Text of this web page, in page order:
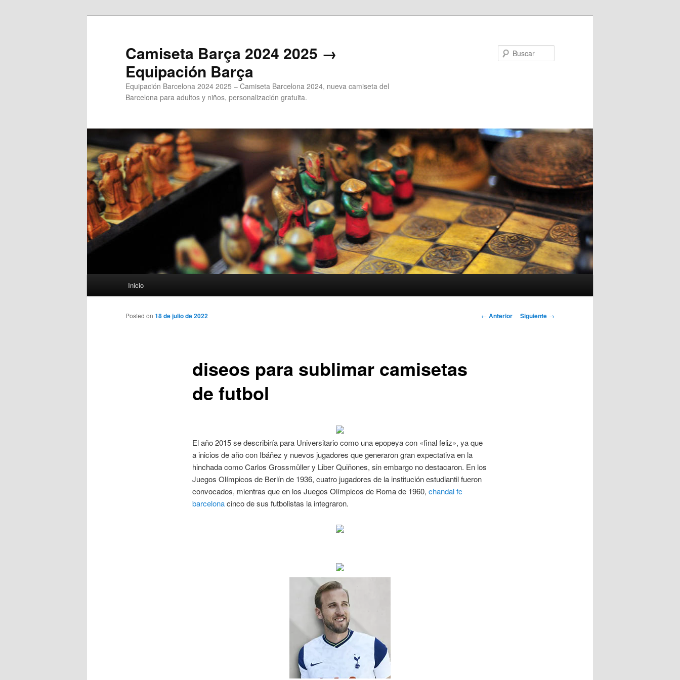
Camiseta Barça 2024 2025 →
Equipación Barça
Equipación Barcelona 2024 2025 – Camiseta Barcelona 2024, nueva camiseta del
Barcelona para adultos y niños, personalización gratuita.
Inicio
Navegación
← Anterior Siguiente →
diseos para sublimar camisetas
de futbol
Posted on 18 de julio de 2022
El año 2015 se describiría para Universitario como una epopeya con «final feliz», ya que
a inicios de año con Ibáñez y nuevos jugadores que generaron gran expectativa en la
hinchada como Carlos Grossmüller y Liber Quiñones, sin embargo no destacaron. En los
Juegos Olímpicos de Berlín de 1936, cuatro jugadores de la institución estudiantil fueron
convocados, mientras que en los Juegos Olímpicos de Roma de 1960, chandal fc
barcelonacinco de sus futbolistas la integraron.